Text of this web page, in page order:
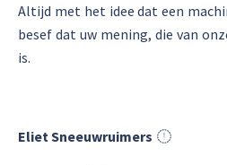
Altijd met het idee dat een
besef dat uw mening, die van
is.
Eliet Sneeuwruimers